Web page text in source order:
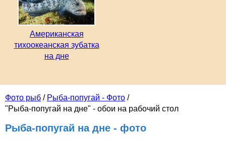
Фото рыб / Рыба-попугай - Фото /
"Рыба-попугай на дне" - обои на рабочий стол
Рыба-попугай на дне - фото
Американская
тихоокеанская зубатка
на дне